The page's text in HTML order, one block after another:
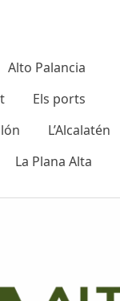
Alto Palancia
Els ports
L’Alcalatén
La Plana Alta